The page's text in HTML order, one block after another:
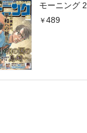
モーニング
489